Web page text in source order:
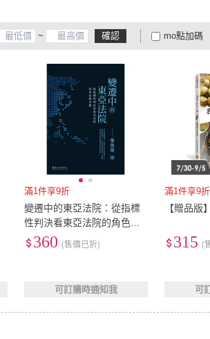
~ 確認 mo點加碼
大家電安
及以上
滿1件享9折
變遷中的東亞法院：從指標
性判決看東亞法院的角色與
功能
360 (售價已折)
可訂購時通知我
滿1件享9折
【贈品版
315 (
可